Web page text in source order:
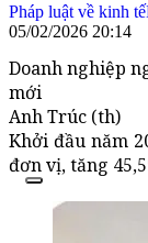
Pháp luật về kinh tế
05/02/2026 20:14
Doanh nghiệp
mới
Anh Trúc (th)
Khởi đầu năm
đơn vị, tăng